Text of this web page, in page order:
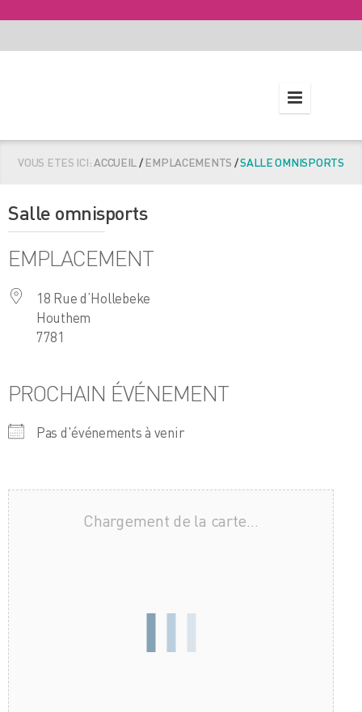
VOUS ETES ICI:ACCUEIL/EMPLACEMENTS /SALLE OMNISPORTS
Salle omnisports
EMPLACEMENT
18 Rue d’Hollebeke
Houthem
7781
PROCHAIN ÉVÉNEMENT
Pas d'événements à venir
Chargement de la carte…